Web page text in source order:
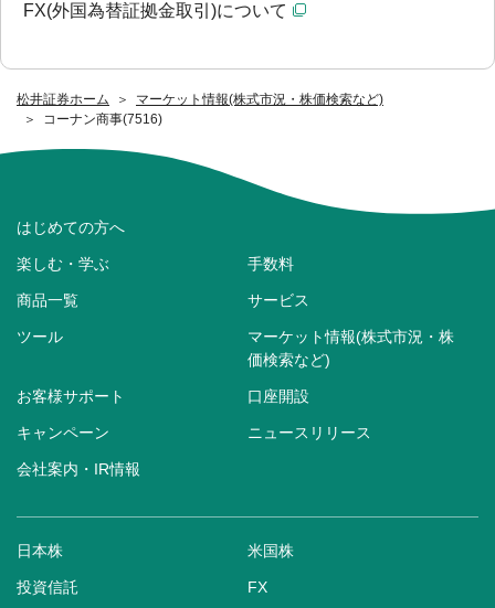
松井証券ホーム
マーケット情報(株式市況・株価検索など)
コーナン商事(7516)
FX(外国為替証拠金取引)について
はじめての方へ
楽しむ・学ぶ 手数料
商品一覧 サービス
ツール
マーケット情報(株式市況・株
価検索など)
お客様サポート 口座開設
キャンペーン ニュースリリース
会社案内・IR情報
日本株 米国株
投資信託 FX